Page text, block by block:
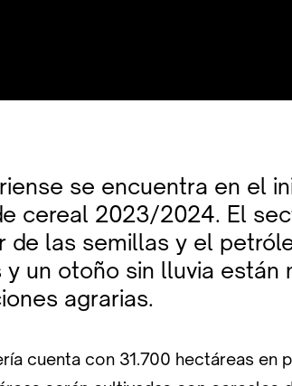
se encuentra en el
cereal 2023/2024. El
de las semillas y el
un otoño sin lluvia están
agrarias.
cuenta con 31.700 hectáreas en